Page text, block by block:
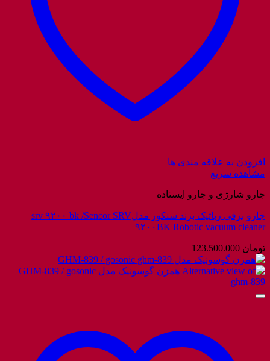
افزودن به علاقه مندی ها
مشاهده سریع
جارو شارژی و جارو ایستاده
جارو برقی رباتیک برند سنکور مدلsrv ۹۲۰۰ bk /Sencor SRV
۹۲۰۰BK Robotic vacuum cleaner
تومان